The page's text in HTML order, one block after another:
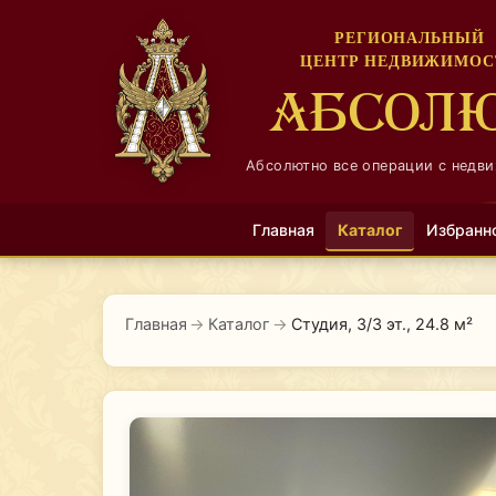
РЕГИОНАЛЬНЫЙ
ЦЕНТР
Абсолютно все операции с
Главная Каталог
Главная → Каталог → Студия, 3/3 эт., 24.8 м²